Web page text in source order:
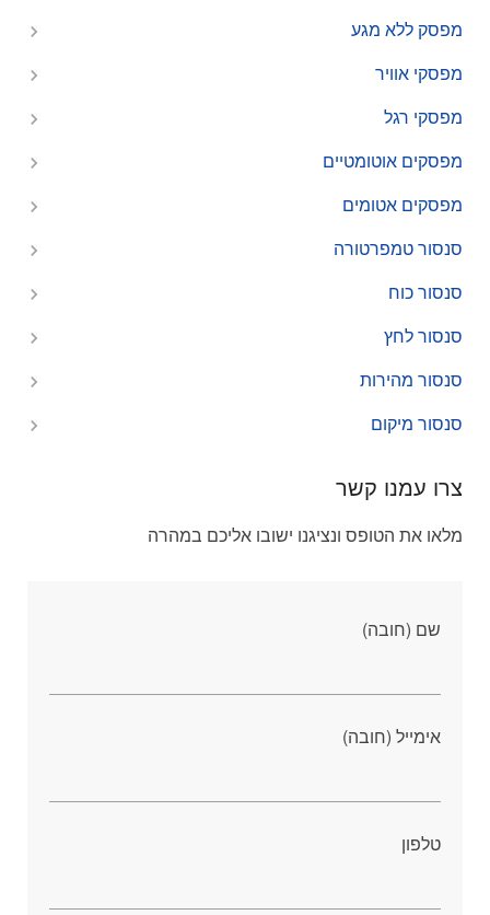
מפסק ללא מגע
מפסקי אוויר
מפסקי רגל
מפסקים אוטומטיים
מפסקים אטומים
סנסור טמפרטורה
סנסור כוח
סנסור לחץ
סנסור מהירות
סנסור מיקום
צרו עמנו קשר
מלאו את הטופס ונציגנו ישובו אליכם במהרה
שם (חובה)
אימייל (חובה)
טלפון